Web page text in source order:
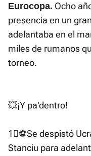
Eurocopa. Ocho
presencia en un
adelantaba en el
miles de rumanos
torneo.
💥¡Y pa'dentro!
1⃣⚽️Se despistó
Stanciu para